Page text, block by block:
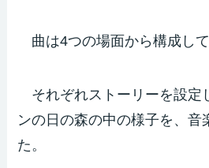
曲は4つの場面から構成して
それぞれストーリーを設定
ンの日の森の中の様子を、音
た。